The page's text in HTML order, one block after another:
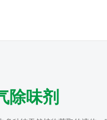
除味剂